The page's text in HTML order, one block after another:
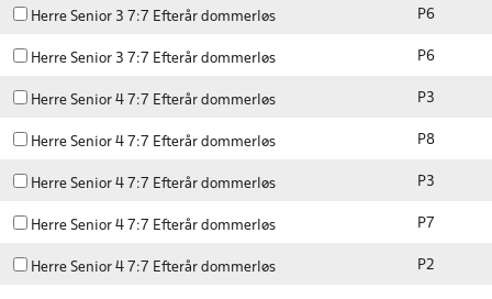
Herre Senior 3 7:7 Efterår dommerløs P6
Herre Senior 3 7:7 Efterår dommerløs P6
Herre Senior 4 7:7 Efterår dommerløs P3
Herre Senior 4 7:7 Efterår dommerløs P8
Herre Senior 4 7:7 Efterår dommerløs P3
Herre Senior 4 7:7 Efterår dommerløs P7
Herre Senior 4 7:7 Efterår dommerløs P2